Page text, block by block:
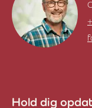
Hold dig